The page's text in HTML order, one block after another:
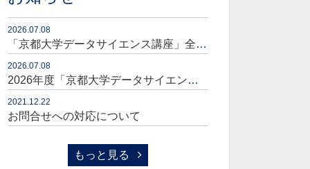
2026.07.08
「京都大学データサイエンス講座」全コースセット販売開始のお知らせ
2026.07.08
2026年度「京都大学データサイエンス講座」販売開始のお知らせ
2021.12.22
お問合せへの対応について
もっと見る